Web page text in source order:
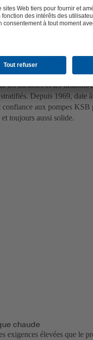
suisse Krono, une
de bois. Les
les meubles et les finitions
Depuis 1969, date
aux pompes
toujours aussi solide.
chaude
exigences élevées que le